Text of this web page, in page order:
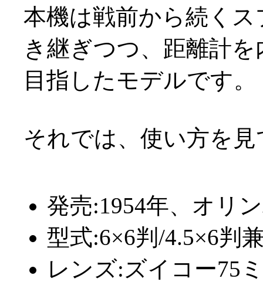
本機は戦前から続く
き継ぎつつ、距離計
目指したモデルです。
それでは、使い方を
発売:1954年、オリ
型式:6×6判/4.5×6判
レンズ:ズイコー75